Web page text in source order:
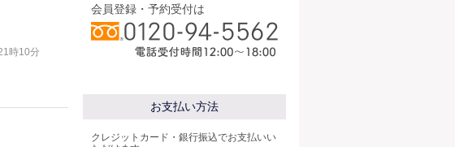
時10分
会員登録・予約受付は
お支払い方法
クレジットカード・銀行振込でお支払いい